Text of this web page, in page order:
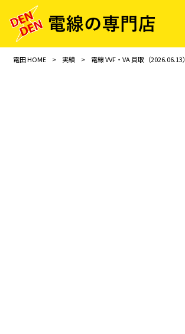
電田 HOME > 実績 > 電線 VVF・VA 買取（2026.06.13）